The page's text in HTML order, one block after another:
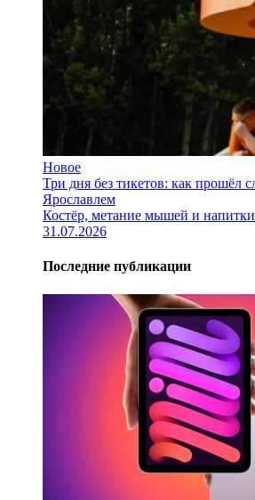
Новое
Три дня без тикетов: как прошёл
Ярославлем
Костёр, метание мышей и
31.07.2026
Последние публикации